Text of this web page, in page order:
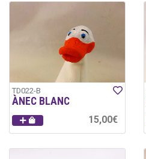
TD022-B
ÀNEC BLANC
15,00€